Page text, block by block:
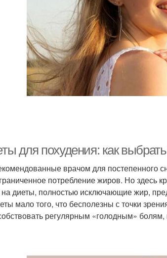
для похудения: как
врачом для постепенного
потребление жиров. Но здесь
диеты, полностью исключающие жир,
мало того, что бесполезны с точки
регулярным «голодным»